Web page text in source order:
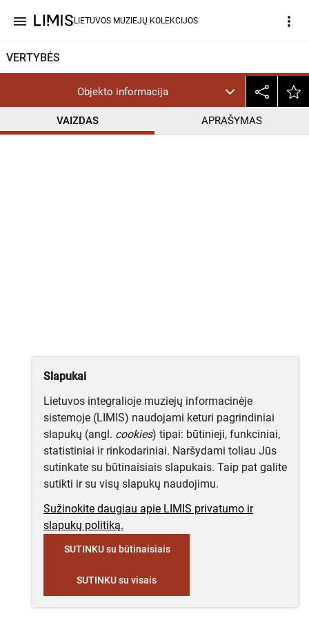
menu LIETUVOS MUZIEJŲ KOLEKCIJOS more_vert
VERTYBĖS
Objekto informacija
VAIZDAS APRAŠYMAS
help_outline
Slapukai
Lietuvos integralioje muziejų informacinėje
sistemoje (LIMIS) naudojami keturi pagrindiniai
slapukų (angl. cookies) tipai: būtinieji, funkciniai,
statistiniai ir rinkodariniai. Naršydami toliau Jūs
sutinkate su būtinaisiais slapukais. Taip pat galite
sutikti ir su visų slapukų naudojimu.
Sužinokite daugiau apie LIMIS privatumo ir
slapukų politiką.
SUTINKU su būtinaisiais
SUTINKU su visais